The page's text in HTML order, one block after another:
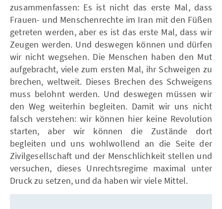
zusammenfassen: Es ist nicht das erste Mal, dass
Frauen- und Menschenrechte im Iran mit den Füßen
getreten werden, aber es ist das erste Mal, dass wir
Zeugen werden. Und deswegen können und dürfen
wir nicht wegsehen. Die Menschen haben den Mut
aufgebracht, viele zum ersten Mal, ihr Schweigen zu
brechen, weltweit. Dieses Brechen des Schweigens
muss belohnt werden. Und deswegen müssen wir
den Weg weiterhin begleiten. Damit wir uns nicht
falsch verstehen: wir können hier keine Revolution
starten, aber wir können die Zustände dort
begleiten und uns wohlwollend an die Seite der
Zivilgesellschaft und der Menschlichkeit stellen und
versuchen, dieses Unrechtsregime maximal unter
Druck zu setzen, und da haben wir viele Mittel.